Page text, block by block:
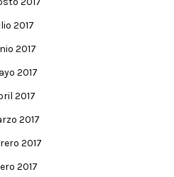
2017
2017
2017
2017
2017
2017
2017